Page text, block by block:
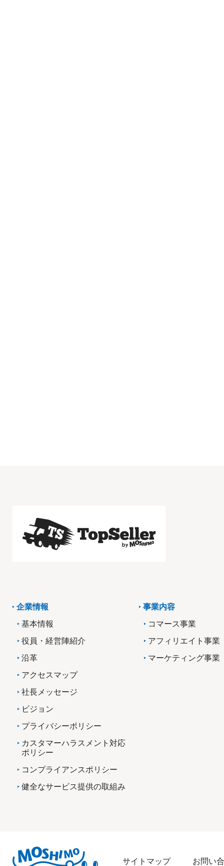
企業情報
基本情報
役員・経営陣紹介
沿革
アクセスマップ
社長メッセージ
ビジョン
プライバシーポリシー
カスタマーハラスメント対応
ポリシー
コンプライアンスポリシー
健全なサービス提供の取組み
事業内容
コマース事業
アフィリエイト事業
マーケティング事業
サイトマップ お問い